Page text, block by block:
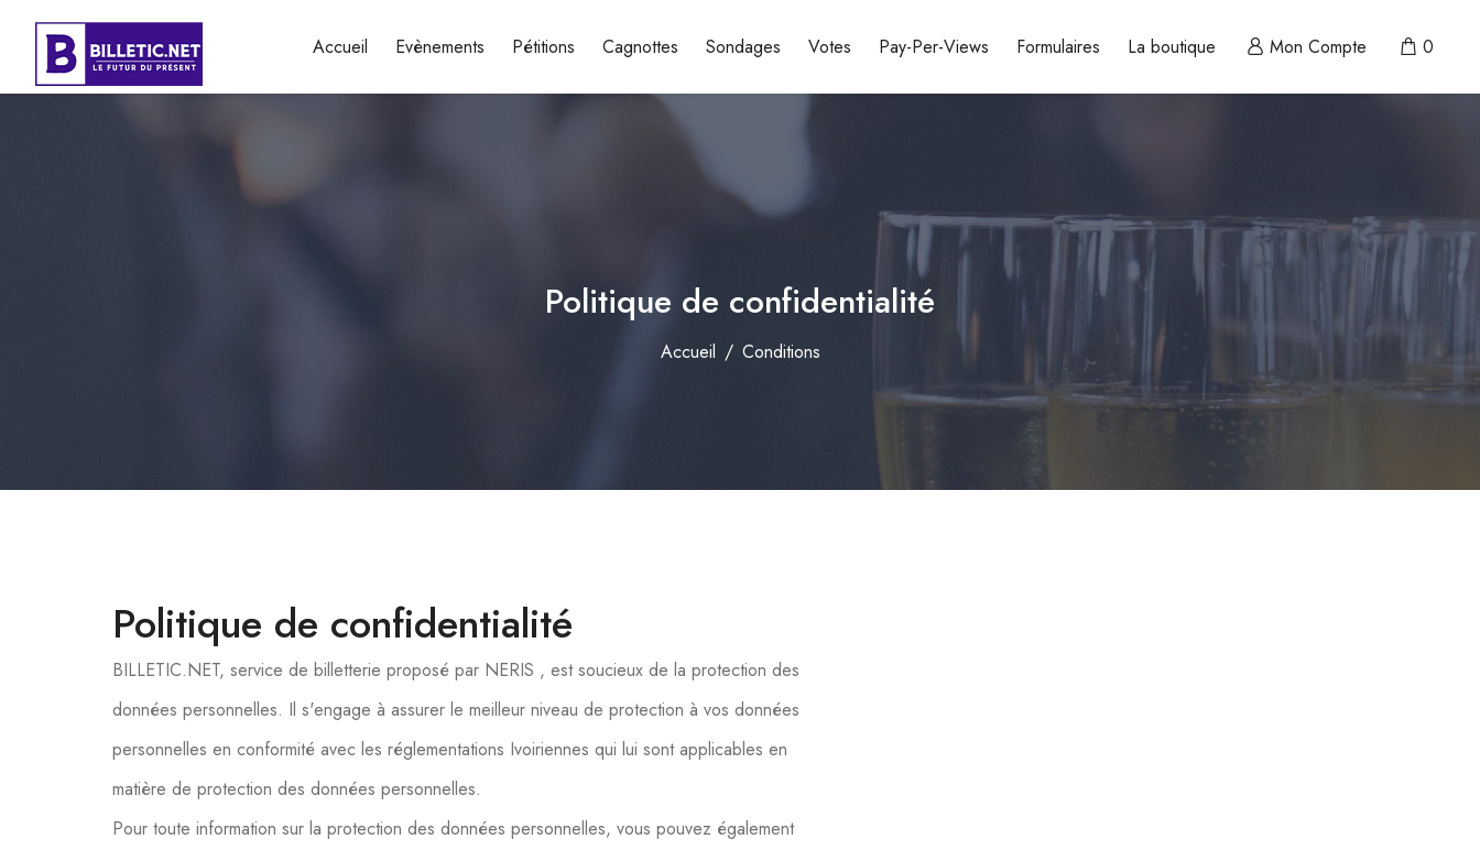
Accueil Evènements Pétitions Cagnottes Sondages Votes Pay-Per-Views Formulaires La boutique Mon Compte 0
Politique de confidentialité
Accueil Conditions
Politique de confidentialité
BILLETIC.NET, service de billetterie proposé par NERIS , est soucieux de la protection des
données personnelles. Il s'engage à assurer le meilleur niveau de protection à vos données
personnelles en conformité avec les réglementations Ivoiriennes qui lui sont applicables en
matière de protection des données personnelles.
Pour toute information sur la protection des données personnelles, vous pouvez également